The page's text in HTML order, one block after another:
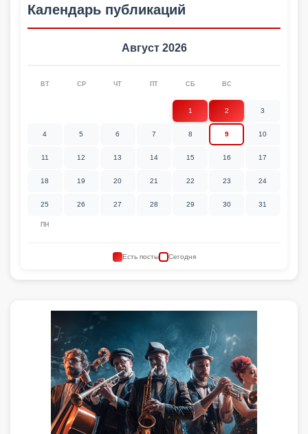
Календарь публикаций
Август 2026
ПН
ВТ СР ЧТ ПТ СБ ВС
1 2 3
4 5 6 7 8 9 10
11 12 13 14 15 16 17
18 19 20 21 22 23 24
25 26 27 28 29 30 31
Есть посты Сегодня